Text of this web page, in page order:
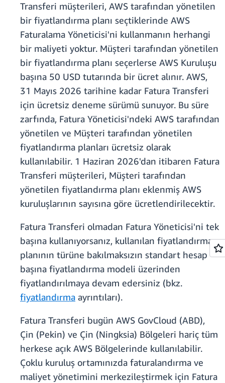
Transferi müşterileri, AWS tarafından yönetilen
bir fiyatlandırma planı seçtiklerinde AWS
Faturalama Yöneticisi'ni kullanmanın herhangi
bir maliyeti yoktur. Müşteri tarafından yönetilen
bir fiyatlandırma planı seçerlerse AWS Kuruluşu
başına 50 USD tutarında bir ücret alınır. AWS,
31 Mayıs 2026 tarihine kadar Fatura Transferi
için ücretsiz deneme sürümü sunuyor. Bu süre
zarfında, Fatura Yöneticisi'ndeki AWS tarafından
yönetilen ve Müşteri tarafından yönetilen
fiyatlandırma planları ücretsiz olarak
kullanılabilir. 1 Haziran 2026'dan itibaren Fatura
Transferi müşterileri, Müşteri tarafından
yönetilen fiyatlandırma planı eklenmiş AWS
kuruluşlarının sayısına göre ücretlendirilecektir.
Fatura Transferi olmadan Fatura Yöneticisi'ni tek
başına kullanıyorsanız, kullanılan fiyatlandırma
planının türüne bakılmaksızın standart hesap
başına fiyatlandırma modeli üzerinden
fiyatlandırılmaya devam edersiniz (bkz.
fiyatlandırma ayrıntıları).
Fatura Transferi bugün AWS GovCloud (ABD),
Çin (Pekin) ve Çin (Ningksia) Bölgeleri hariç tüm
herkese açık AWS Bölgelerinde kullanılabilir.
Çoklu kuruluş ortamınızda faturalandırma ve
maliyet yönetimini merkezileştirmek için Fatura